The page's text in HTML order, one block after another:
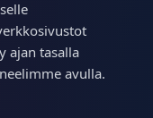
ajan tasalla
avulla.